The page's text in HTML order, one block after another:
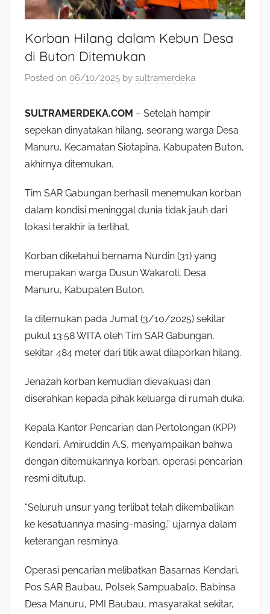
Korban Hilang dalam Kebun Desa
di Buton Ditemukan
Posted on 06/10/2025 by sultramerdeka
SULTRAMERDEKA.COM – Setelah hampir
sepekan dinyatakan hilang, seorang warga Desa
Manuru, Kecamatan Siotapina, Kabupaten Buton,
akhirnya ditemukan.
Tim SAR Gabungan berhasil menemukan korban
dalam kondisi meninggal dunia tidak jauh dari
lokasi terakhir ia terlihat.
Korban diketahui bernama Nurdin (31) yang
merupakan warga Dusun Wakaroli, Desa
Manuru, Kabupaten Buton.
Ia ditemukan pada Jumat (3/10/2025) sekitar
pukul 13.58 WITA oleh Tim SAR Gabungan,
sekitar 484 meter dari titik awal dilaporkan hilang.
Jenazah korban kemudian dievakuasi dan
diserahkan kepada pihak keluarga di rumah duka.
Kepala Kantor Pencarian dan Pertolongan (KPP)
Kendari, Amiruddin A.S, menyampaikan bahwa
dengan ditemukannya korban, operasi pencarian
resmi ditutup.
“Seluruh unsur yang terlibat telah dikembalikan
ke kesatuannya masing-masing,” ujarnya dalam
keterangan resminya.
Operasi pencarian melibatkan Basarnas Kendari,
Pos SAR Baubau, Polsek Sampuabalo, Babinsa
Desa Manuru, PMI Baubau, masyarakat sekitar,